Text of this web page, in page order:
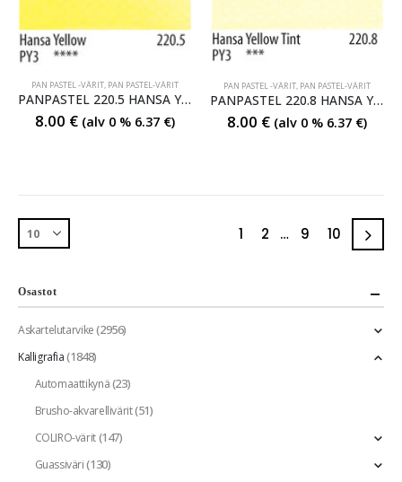
PAN PASTEL -VÄRIT, PAN PASTEL-VÄRIT
PANPASTEL 220.5 HANSA YELLOW
8.00 € (alv 0 % 6.37 €)
PAN PASTEL -VÄRIT, PAN PASTEL-VÄRIT
PANPASTEL 220.8 HANSA YELLOW TINT
8.00 € (alv 0 % 6.37 €)
1 2 … 9 10
Osastot
Askartelutarvike(2956)
Kalligrafia(1848)
Automaattikynä(23)
Brusho-akvarellivärit(51)
COLIRO-värit(147)
Guassiväri(130)